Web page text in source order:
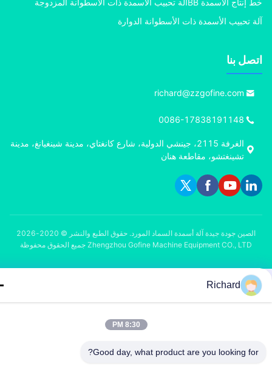
تحبيب الأسمدة ذات الأسطوانة الدوارة
بنا
richard@zzgofine.com
0086-17838191148
الغرفة 2115، جينشي الدولية، شارع كانغتاي، مدينة شينغيانغ، مدينة
تشينغتشو، مقاطعة هنان
الصين جودة جيدة آلة أسمدة السماد المورد. حقوق الطبع والنشر © 2020-2026
Zhengzhou Gofine Machine Equipment CO., LTD جميع الحقوق محفوظة
Richard
8:30 PM
Good day, what product are you looking